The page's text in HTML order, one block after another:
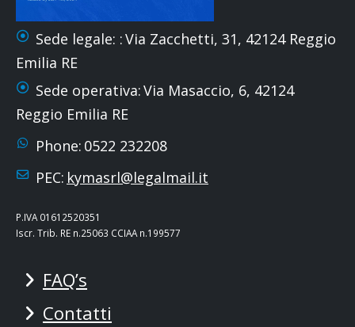
Sede legale: :Via Zacchetti, 31, 42124 Reggio
Emilia RE
Sede operativa:Via Masaccio, 6, 42124
Reggio Emilia RE
Phone: 0522 232208
PEC: kymasrl@legalmail.it
P.IVA 01612520351
Iscr. Trib. RE n.25063 CCIAA n.199577
FAQ’s
Contatti